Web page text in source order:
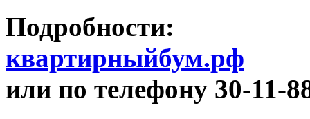
Подробности:
квартирныйбум.рф
или по телефону 30-11-